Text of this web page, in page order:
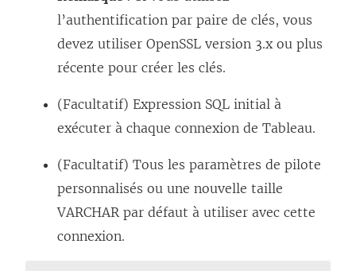
a
n
e
n
u
s
u
v
r
e
d
l’authentification par paire de clés, vous
devez utiliser OpenSSL version 3.x ou plus
récente pour créer les clés.
(Facultatif) Expression SQL initial à
exécuter à chaque connexion de Tableau.
(Facultatif) Tous les paramètres de pilote
personnalisés ou une nouvelle taille
VARCHAR par défaut à utiliser avec cette
connexion.